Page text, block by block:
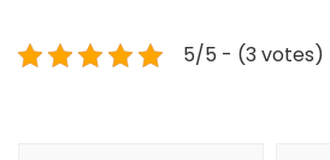
5/5 - (3 votes)